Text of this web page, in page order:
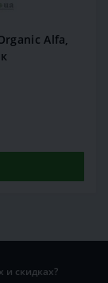
Alfa,
и скидках?